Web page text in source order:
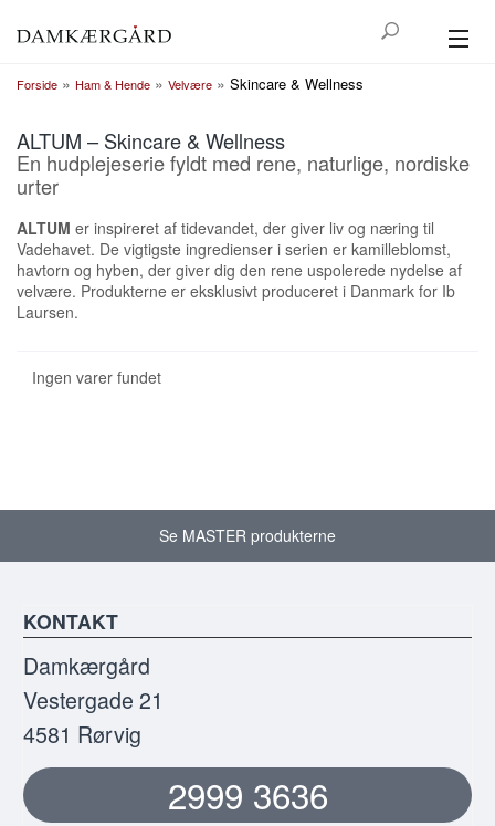
GREENGATE
HØJTID
BOLIG
KØKKEN
TEKSTIL
HAM & HENDE
Forside » Ham & Hende » Velvære » Skincare & Wellness
ALTUM – Skincare & Wellness
En hudplejeserie fyldt med rene, naturlige, nordiske
urter
ALTUM er inspireret af tidevandet, der giver liv og næring til
Vadehavet. De vigtigste ingredienser i serien er kamilleblomst,
havtorn og hyben, der giver dig den rene uspolerede nydelse af
velvære. Produkterne er eksklusivt produceret i Danmark for Ib
Laursen.
Ingen varer fundet
Se MASTER produkterne
KONTAKT
Damkærgård
Vestergade 21
4581 Rørvig
2999 3636